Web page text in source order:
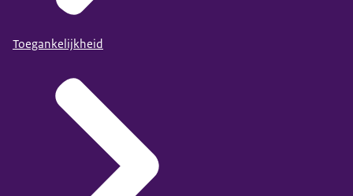
Toegankelijkheid